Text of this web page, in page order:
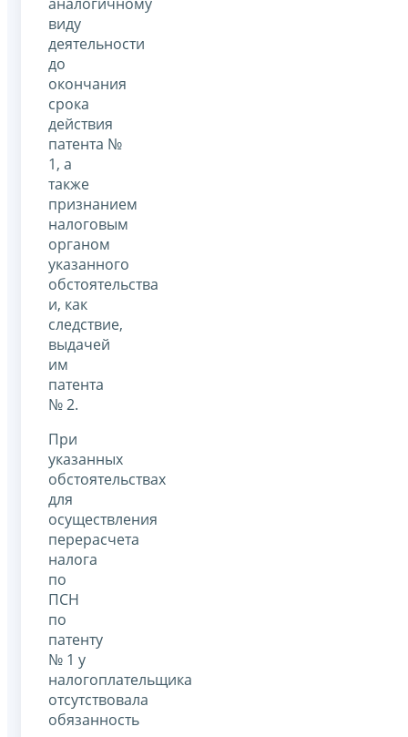
виду
деятельности
до
окончания
срока
действия
патента №
1, а
также
признанием
налоговым
органом
указанного
обстоятельства
и, как
следствие,
выдачей
им
патента
№ 2.
При
указанных
обстоятельствах
для
осуществления
перерасчета
налога
по
ПСН
по
патенту
№ 1 у
налогоплательщика
отсутствовала
обязанность